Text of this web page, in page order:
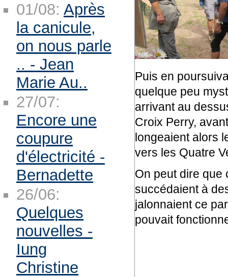
Puis en
quelque peu
arrivant au
Croix Perry,
longeaient alors
vers les Quatre
On peut dire que
succédaient à
jalonnaient ce
pouvait
01/08: Après
la canicule,
on nous parle
.. - Jean
Marie Au..
27/07:
Encore une
coupure
d'électricité -
Bernadette
26/06:
Quelques
nouvelles -
Iung
Christine